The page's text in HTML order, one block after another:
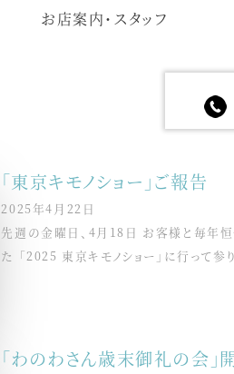
お店案内・スタッフ
「東京キモノショー」ご報告
2025年4月22日
先週の金曜日、4月18日 お客様と毎年恒
た 「2025 東京キモノショー」に行って参
「わのわさん歳末御礼の会」